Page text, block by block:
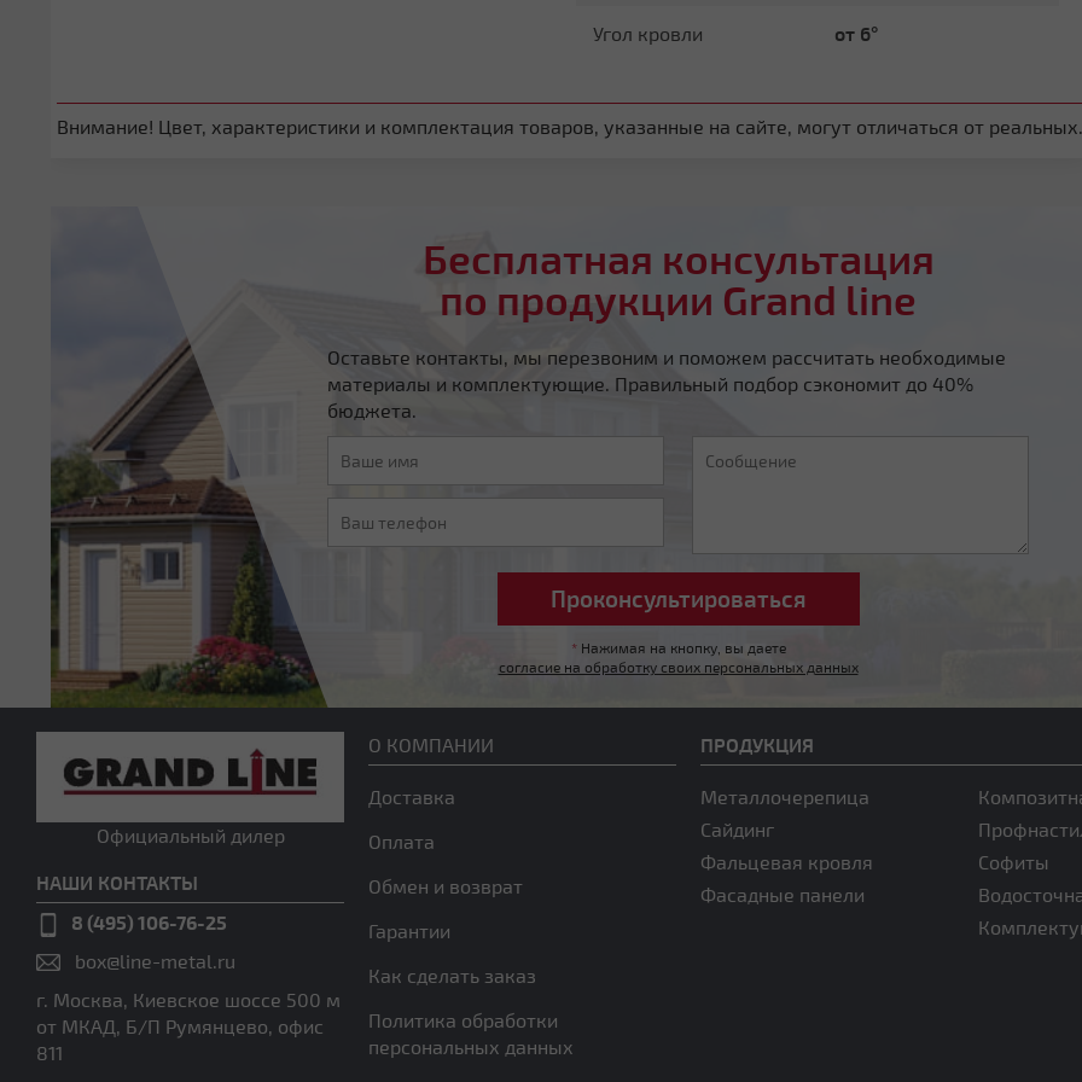
Угол кровли от 6°
Внимание! Цвет, характеристики и комплектация товаров, указанные на сайте, могут отличаться от реальных.
Бесплатная консультация
по продукции Grand line
Оставьте контакты, мы перезвоним и поможем рассчитать необходимые
материалы и комплектующие. Правильный подбор сэкономит до 40%
бюджета.
*Нажимая на кнопку, вы даете
согласие на обработку своих персональных данных
Официальный дилер
НАШИ КОНТАКТЫ
8 (495) 106-76-25
box@line-metal.ru
г. Москва, Киевское шоссе 500 м
от МКАД, Б/П Румянцево, офис
811
О КОМПАНИИ
Доставка
Оплата
Обмен и возврат
Гарантии
Как сделать заказ
Политика обработки
персональных данных
ПРОДУКЦИЯ
Металлочерепица
Сайдинг
Фальцевая кровля
Фасадные панели
Софиты